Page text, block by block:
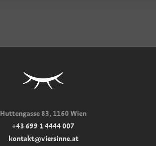
Huttengasse 83, 1160 Wien
+43 699 1 4444 007
kontakt@viersinne.at